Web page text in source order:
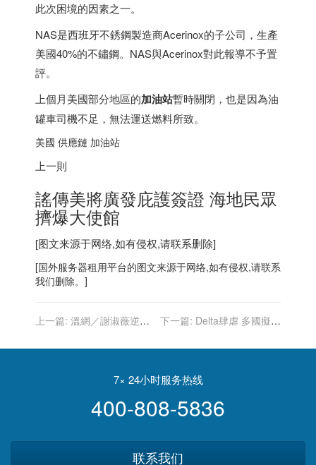
此次困境的因素之一。
NAS是西班牙不銹鋼製造商Acerinox的子公司，生產
美國40%的不鏽鋼。NAS與Acerinox對此報導不予置
評。
上個月美國部分地區的加油站暫時關閉，也是因為油
罐車司機不足，無法運送燃料所致。
美國 供應鏈 加油站
上一則
謠傳美將廣發庇護簽證 海地民眾
擠爆大使館
[图文来源于网络,如有侵权,请联系删除]
[国外服务器租用平台的图文来源于网络,如有侵权,请联系
我们删除。]
上一篇: 溫網／謝淑薇逆轉
下一篇: Delta肆虐 多國擬打
7× 24小时服务热线
400-808-5836
联系我们